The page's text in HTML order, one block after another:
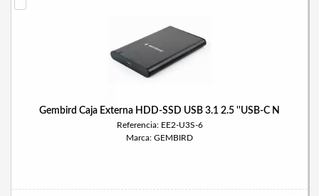
Gembird Caja Externa HDD-SSD USB 3.1 2.5 ''USB-C N
Referencia: EE2-U3S-6
Marca: GEMBIRD